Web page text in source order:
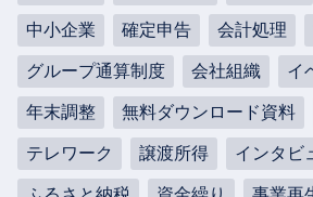
中小企業 確定申告 会計処理
グループ通算制度 会社組織 イ
年末調整 無料ダウンロード資料
テレワーク 譲渡所得 インタビ